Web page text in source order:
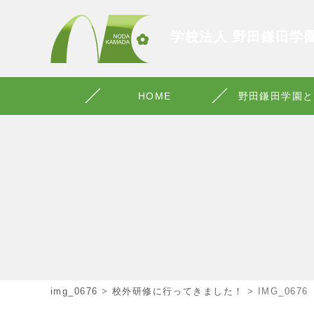
HOME 野田鎌田学園
img_0676 > 校外研修に行ってきました！ > IMG_0676